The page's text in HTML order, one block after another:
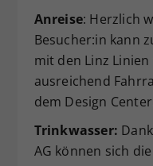
Anreise: Herzlich
Besucher:in kann
mit den Linz
ausreichend
dem Design
Trinkwasser:
AG können sich